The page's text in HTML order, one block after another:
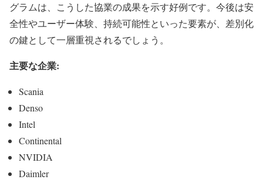
グラムは、こうした協業の成果を示す好例です。今後は安
全性やユーザー体験、持続可能性といった要素が、差別化
の鍵として一層重視されるでしょう。
主要な企業:
Scania
Denso
Intel
Continental
NVIDIA
Daimler